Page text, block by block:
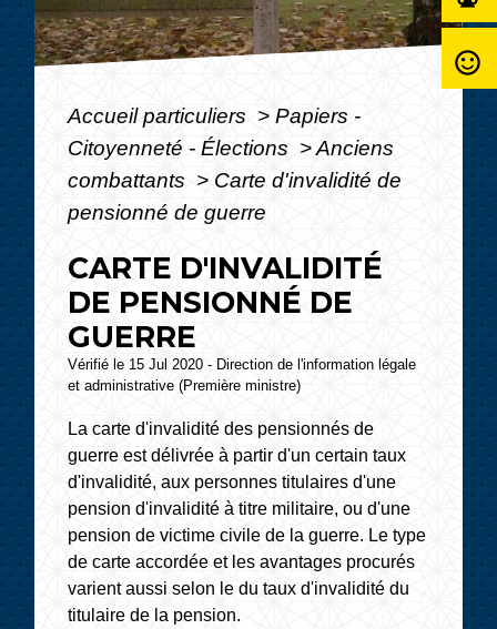
Accueil particuliers > Papiers -
Citoyenneté - Élections >Anciens
combattants > Carte d'invalidité de
pensionné de guerre
CARTE D'INVALIDITÉ
DE PENSIONNÉ DE
GUERRE
Vérifié le 15 Jul 2020 - Direction de l'information légale
et administrative (Première ministre)
La carte d'invalidité des pensionnés de
guerre est délivrée à partir d'un certain taux
d'invalidité, aux personnes titulaires d'une
pension d'invalidité à titre militaire, ou d'une
pension de victime civile de la guerre. Le type
de carte accordée et les avantages procurés
varient aussi selon le du taux d'invalidité du
titulaire de la pension.
sentiment_satisfied_alt